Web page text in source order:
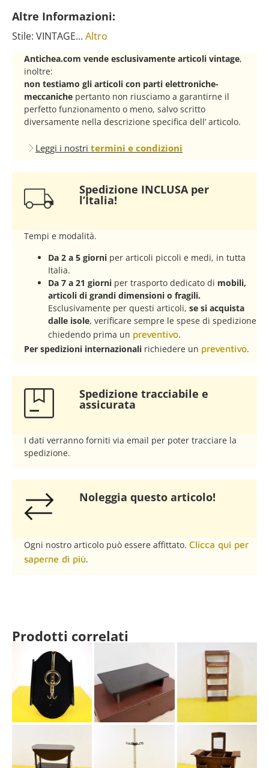
Altre Informazioni:
Stile: VINTAGE... Altro
Antichea.com vende esclusivamente articoli vintage,
inoltre:
non testiamo gli articoli con parti elettroniche-
meccaniche pertanto non riusciamo a garantirne il
perfetto funzionamento o meno, salvo scritto
diversamente nella descrizione specifica dell’ articolo.
Leggi i nostri termini e condizioni
Spedizione INCLUSA per
l’Italia!
Tempi e modalità.
Da 2 a 5 giorni per articoli piccoli e medi, in tutta
Italia.
Da 7 a 21 giorni per trasporto dedicato di mobili,
articoli di grandi dimensioni o fragili.
Esclusivamente per questi articoli, se si acquista
dalle isole, verificare sempre le spese di spedizione
chiedendo prima un preventivo.
Per spedizioni internazionali richiedere un preventivo.
Spedizione tracciabile e
assicurata​
I dati verranno forniti via email per poter tracciare la
spedizione.
Noleggia questo articolo!​
Ogni nostro articolo può essere affittato. Clicca qui per
saperne di più.
Prodotti correlati